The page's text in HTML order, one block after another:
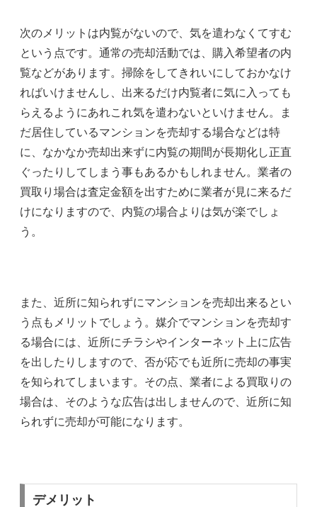
次のメリットは内覧がないので、気を遣わなくてすむ
という点です。通常の売却活動では、購入希望者の内
覧などがあります。掃除をしてきれいにしておかなけ
ればいけませんし、出来るだけ内覧者に気に入っても
らえるようにあれこれ気を遣わないといけません。ま
だ居住しているマンションを売却する場合などは特
に、なかなか売却出来ずに内覧の期間が長期化し正直
ぐったりしてしまう事もあるかもしれません。業者の
買取り場合は査定金額を出すために業者が見に来るだ
けになりますので、内覧の場合よりは気が楽でしょ
う。
また、近所に知られずにマンションを売却出来るとい
う点もメリットでしょう。媒介でマンションを売却す
る場合には、近所にチラシやインターネット上に広告
を出したりしますので、否が応でも近所に売却の事実
を知られてしまいます。その点、業者による買取りの
場合は、そのような広告は出しませんので、近所に知
られずに売却が可能になります。
デメリット